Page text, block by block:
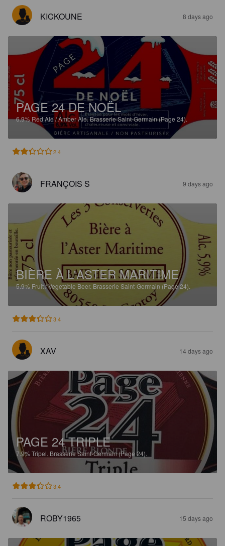
KICKOUNE 8 days ago
PAGE 24 DE NOËL
6.9% Red Ale / Amber Ale.Brasserie Saint-Germain (Page 24).
2.4
FRANÇOIS S 9 days ago
BIÈRE À L'ASTER MARITIME
5.9% Fruit / Vegetable Beer. Brasserie Saint-Germain (Page 24).
3.4
XAV 14 days ago
PAGE 24 TRIPLE
7.9%Tripel. Brasserie Saint-Germain (Page 24).
3.4
ROBY1965 15 days ago